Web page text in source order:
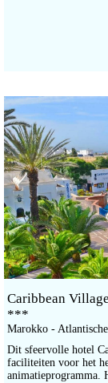
Caribbean
***
Marokko -
Dit sfeervolle hotel
faciliteiten voor het
animatieprogramma.